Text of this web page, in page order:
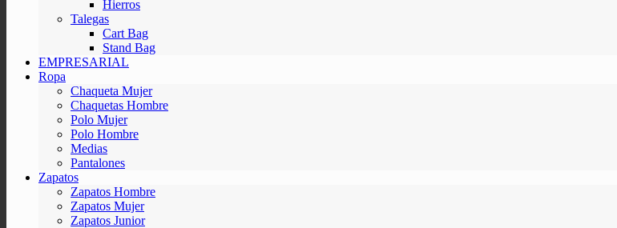
Hierros
Talegas
Cart Bag
Stand Bag
EMPRESARIAL
Ropa
Chaqueta Mujer
Chaquetas Hombre
Polo Mujer
Polo Hombre
Medias
Pantalones
Zapatos
Zapatos Hombre
Zapatos Mujer
Zapatos Junior